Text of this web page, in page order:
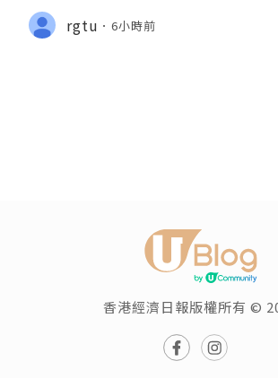
rgtu 6小時前
香港經濟日報版權所有 ©